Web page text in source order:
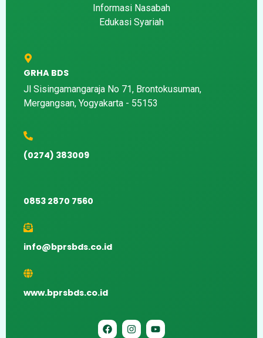
Informasi Nasabah
Edukasi Syariah
GRHA BDS
Jl Sisingamangaraja No 71, Brontokusuman,
Mergangsan, Yogyakarta - 55153
(0274) 383009
0853 2870 7560
info@bprsbds.co.id
www.bprsbds.co.id